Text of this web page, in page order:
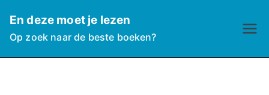
naar
de
inhoud
En deze moet je lezen
Op zoek naar de beste boeken?